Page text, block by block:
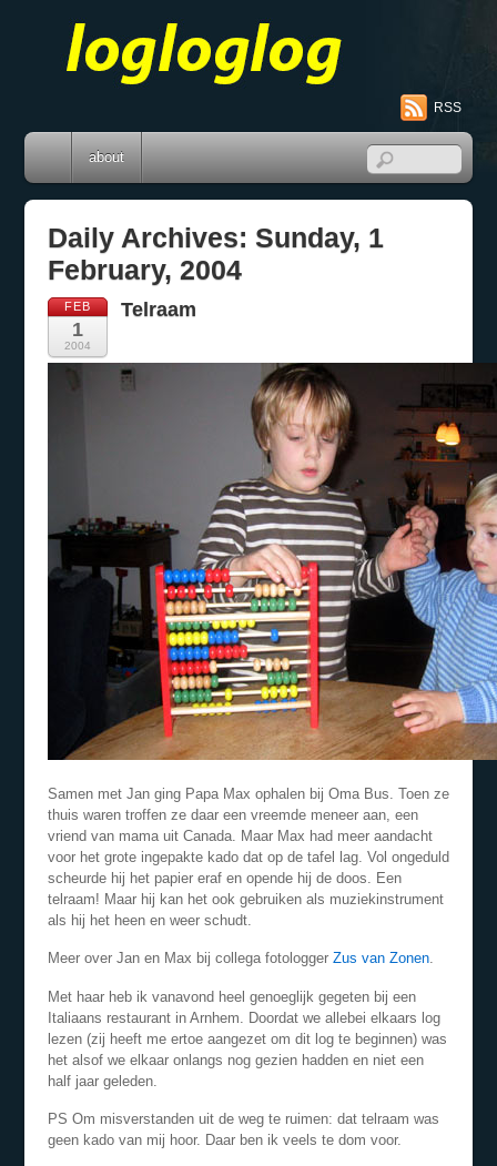
RSS
about
Daily Archives: Sunday, 1
February, 2004
FEB
1
2004
Telraam
Samen met Jan ging Papa Max ophalen bij Oma Bus. Toen ze
thuis waren troffen ze daar een vreemde meneer aan, een
vriend van mama uit Canada. Maar Max had meer aandacht
voor het grote ingepakte kado dat op de tafel lag. Vol ongeduld
scheurde hij het papier eraf en opende hij de doos. Een
telraam! Maar hij kan het ook gebruiken als muziekinstrument
als hij het heen en weer schudt.
Meer over Jan en Max bij collega fotologger Zus van Zonen.
Met haar heb ik vanavond heel genoeglijk gegeten bij een
Italiaans restaurant in Arnhem. Doordat we allebei elkaars log
lezen (zij heeft me ertoe aangezet om dit log te beginnen) was
het alsof we elkaar onlangs nog gezien hadden en niet een
half jaar geleden.
PS Om misverstanden uit de weg te ruimen: dat telraam was
geen kado van mij hoor. Daar ben ik veels te dom voor.